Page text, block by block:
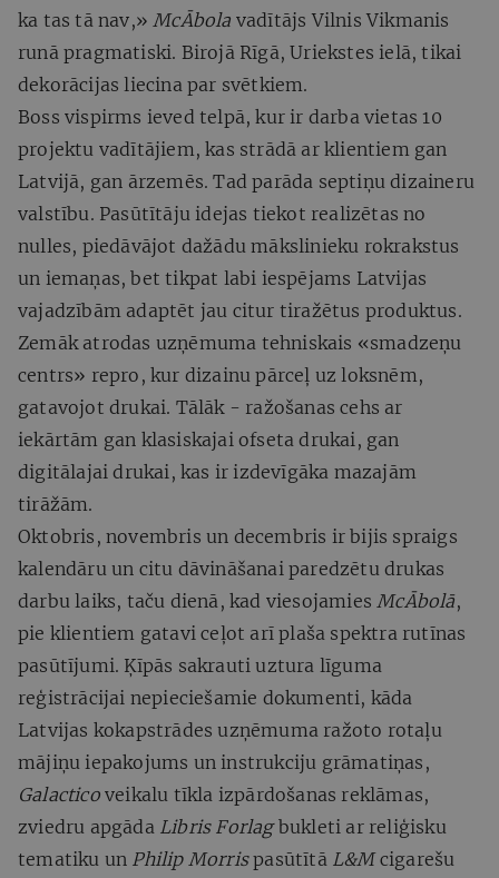
ka tas tā nav,» McĀbola vadītājs Vilnis Vikmanis
runā pragmatiski. Birojā Rīgā, Uriekstes ielā, tikai
dekorācijas liecina par svētkiem.
Boss vispirms ieved telpā, kur ir darba vietas 10
projektu vadītājiem, kas strādā ar klientiem gan
Latvijā, gan ārzemēs. Tad parāda septiņu dizaineru
valstību. Pasūtītāju idejas tiekot realizētas no
nulles, piedāvājot dažādu mākslinieku rokrakstus
un iemaņas, bet tikpat labi iespējams Latvijas
vajadzībām adaptēt jau citur tiražētus produktus.
Zemāk atrodas uzņēmuma tehniskais «smadzeņu
centrs» repro, kur dizainu pārceļ uz loksnēm,
gatavojot drukai. Tālāk - ražošanas cehs ar
iekārtām gan klasiskajai ofseta drukai, gan
digitālajai drukai, kas ir izdevīgāka mazajām
tirāžām.
Oktobris, novembris un decembris ir bijis spraigs
kalendāru un citu dāvināšanai paredzētu drukas
darbu laiks, taču dienā, kad viesojamies McĀbolā,
pie klientiem gatavi ceļot arī plaša spektra rutīnas
pasūtījumi. Ķīpās sakrauti uztura līguma
reģistrācijai nepieciešamie dokumenti, kāda
Latvijas kokapstrādes uzņēmuma ražoto rotaļu
mājiņu iepakojums un instrukciju grāmatiņas,
Galacticoveikalu tīkla izpārdošanas reklāmas,
zviedru apgāda Libris Forlagbukleti ar reliģisku
tematiku un Philip Morrispasūtītā L&Mcigarešu